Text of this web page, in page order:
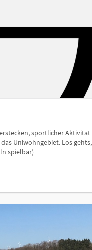
sportlicher Aktivität
Uniwohngebiet. Los gehts,
spielbar)